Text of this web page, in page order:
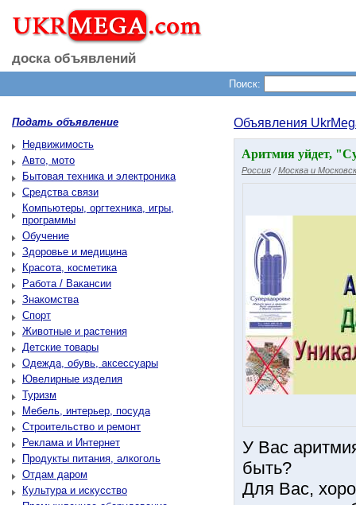
доска объявлений
Поиск:
Подать объявление
Недвижимость
Авто, мото
Бытовая техника и электроника
Средства связи
Компьютеры, оргтехника, игры,
программы
Обучение
Здоровье и медицина
Красота, косметика
Работа / Вакансии
Знакомства
Спорт
Животные и растения
Детские товары
Одежда, обувь, аксессуары
Ювелирные изделия
Туризм
Мебель, интерьер, посуда
Строительство и ремонт
Реклама и Интернет
Продукты питания, алкоголь
Отдам даром
Культура и искусство
Объявления
Аритмия уйдет,
Россия /Москва и
У Вас
быть?
Для Вас,